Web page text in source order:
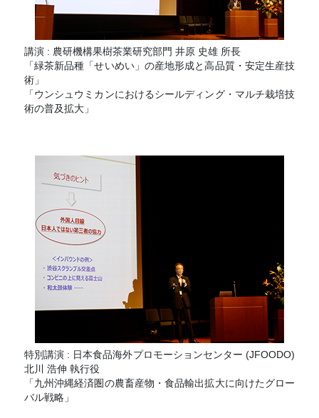
講演 : 農研機構果樹茶業研究部門 井原 史雄 所長
「緑茶新品種「せいめい」の産地形成と高品質・安定生産技
術」
「ウンシュウミカンにおけるシールディング・マルチ栽培技
術の普及拡大」
特別講演 : 日本食品海外プロモーションセンター (JFOODO)
北川 浩伸 執行役
「九州沖縄経済圏の農畜産物・食品輸出拡大に向けたグロー
バル戦略」